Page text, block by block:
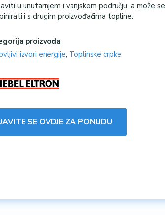
u unutarnjem i vanjskom području, a može se
i s drugim proizvođačima topline.
proizvoda
izvori energije, Toplinske crpke
JAVITE SE OVDJE ZA PONUDU